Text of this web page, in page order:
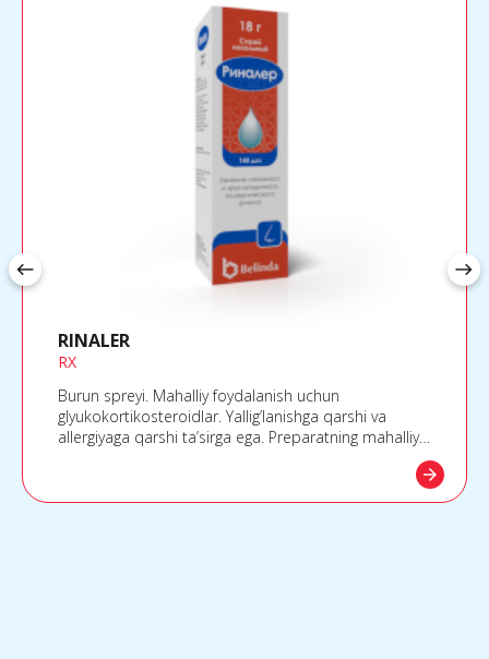
RINALER
RX
Burun spreyi. Mahalliy foydalanish uchun
glyukokortikosteroidlar. Yallig’lanishga qarshi va
allergiyaga qarshi ta’sirga ega. Preparatning mahalliy
ko’rsatmaydigan dozalarda qo’llanilganda namoyon
bo’ladi.
arrow_forward
west east